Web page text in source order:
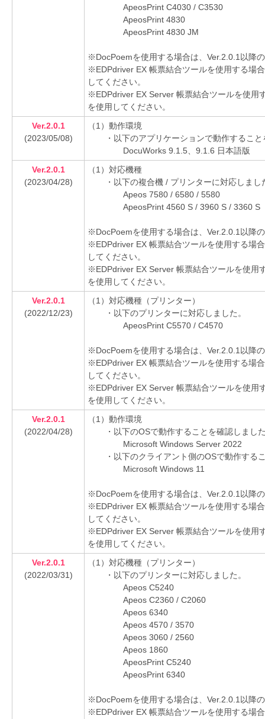
ApeosPrint C4030 / C3530
ApeosPrint 4830
ApeosPrint 4830 JM
※DocPoemを使用する場合は、Ver.2.0.1以降
※EDPdriver EX 帳票結合ツールを使用する場
してください。
※EDPdriver EX Server 帳票結合ツールを使用
を使用してください。
Ver.2.0.1
(2023/05/08)
（1）動作環境
・以下のアプリケーションで動作するこ
DocuWorks 9.1.5、9.1.6 日本語版
Ver.2.0.1
(2023/04/28)
（1）対応機種
・以下の複合機 / プリンターに対応しまし
Apeos 7580 / 6580 / 5580
ApeosPrint 4560 S / 3960 S / 3360 S
※DocPoemを使用する場合は、Ver.2.0.1以降
※EDPdriver EX 帳票結合ツールを使用する場
してください。
※EDPdriver EX Server 帳票結合ツールを使用
を使用してください。
Ver.2.0.1
(2022/12/23)
（1）対応機種（プリンター）
・以下のプリンターに対応しました。
ApeosPrint C5570 / C4570
※DocPoemを使用する場合は、Ver.2.0.1以降
※EDPdriver EX 帳票結合ツールを使用する場
してください。
※EDPdriver EX Server 帳票結合ツールを使用
を使用してください。
Ver.2.0.1
(2022/04/28)
（1）動作環境
・以下のOSで動作することを確認しまし
Microsoft Windows Server 2022
・以下のクライアント側のOSで動作する
Microsoft Windows 11
※DocPoemを使用する場合は、Ver.2.0.1以降
※EDPdriver EX 帳票結合ツールを使用する場
してください。
※EDPdriver EX Server 帳票結合ツールを使用
を使用してください。
Ver.2.0.1
(2022/03/31)
（1）対応機種（プリンター）
・以下のプリンターに対応しました。
Apeos C5240
Apeos C2360 / C2060
Apeos 6340
Apeos 4570 / 3570
Apeos 3060 / 2560
Apeos 1860
ApeosPrint C5240
ApeosPrint 6340
※DocPoemを使用する場合は、Ver.2.0.1以降
※EDPdriver EX 帳票結合ツールを使用する場